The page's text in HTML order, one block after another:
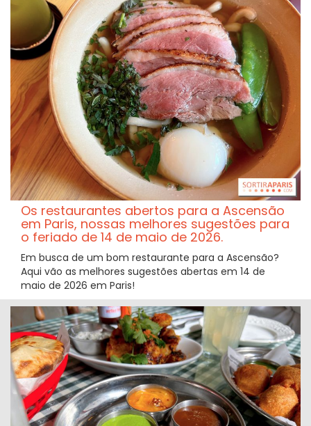
Os restaurantes abertos para a Ascensão
em Paris, nossas melhores sugestões para
o feriado de 14 de maio de 2026.
Em busca de um bom restaurante para a Ascensão?
Aqui vão as melhores sugestões abertas em 14 de
maio de 2026 em Paris!